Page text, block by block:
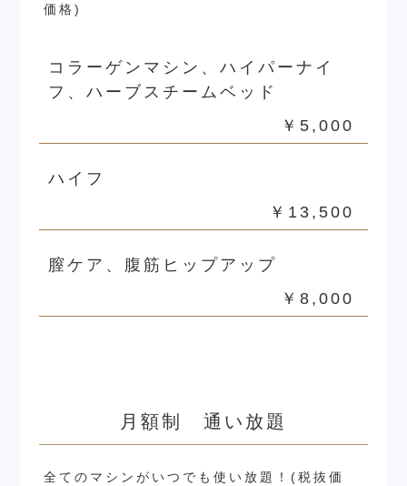
価格)
コラーゲンマシン、ハイパーナイ
フ、ハーブスチームベッド
￥5,000
ハイフ
￥13,500
膣ケア、腹筋ヒップアップ
￥8,000
月額制 通い放題
全てのマシンがいつでも使い放題！(税抜価